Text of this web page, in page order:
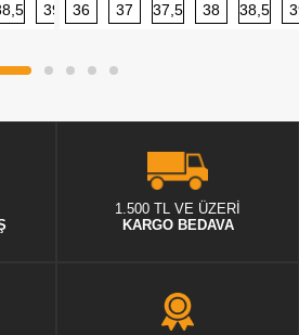
39 40 40,5 41 42 42,5
36 37 37,5 38 38,5
1.500 TL VE ÜZERİ
KARGO BEDAVA